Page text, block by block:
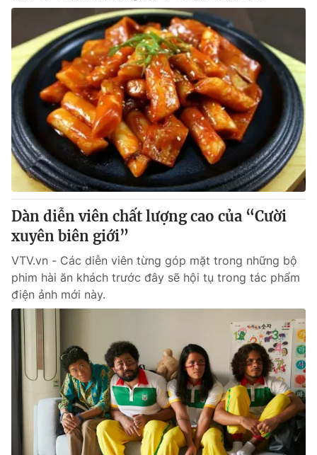
Shorts video
VTV Money VTV Thể thao
VTV Sức khoẻ Bất động sản
Thị trường 24h Tấm lòng Việt
VTV4 Vươn mình bằng AI
VTV9 VTV8
Liên hệ tòa soạn English
THỜI BÁO VTV
Theo dõi báo trên
Cơ quan chủ quản:Đài Truyền hình Việt Nam
Cơ quan báo chí: Thời báo VTV
Dàn diễn viên chất lượng cao của “Cười
xuyên biên giới”
VTV.vn - Các diễn viên từng góp mặt trong những bộ
phim hài ăn khách trước đây sẽ hội tụ trong tác phẩm
điện ảnh mới này.